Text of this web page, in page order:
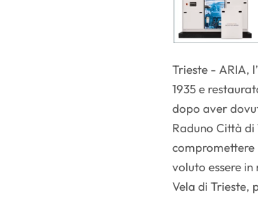
Trieste - ARIA,
1935 e
dopo aver
Raduno Città
compromettere
voluto essere
Vela di Trieste,